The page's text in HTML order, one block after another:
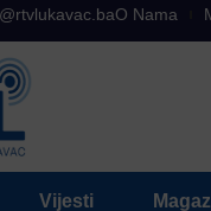
O Nama
Vijesti